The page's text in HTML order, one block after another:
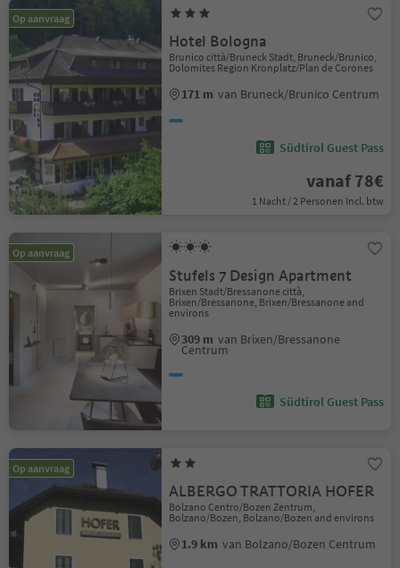
Op aanvraag
Hotel Bologna
Brunico città/Bruneck Stadt, Bruneck/Brunico,
Dolomites Region Kronplatz/Plan de Corones
171 m van Bruneck/Brunico Centrum
Südtirol Guest Pass
vanaf 78€
1 Nacht / 2 Personen Incl. btw
Op aanvraag
Stufels 7 Design Apartment
Brixen Stadt/Bressanone città,
Brixen/Bressanone, Brixen/Bressanone and
environs
309 m van Brixen/Bressanone
Centrum
Südtirol Guest Pass
Op aanvraag
ALBERGO TRATTORIA HOFER
Bolzano Centro/Bozen Zentrum,
Bolzano/Bozen, Bolzano/Bozen and environs
1.9 km van Bolzano/Bozen Centrum